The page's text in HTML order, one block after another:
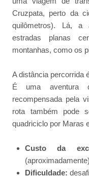
Cruzpata, perto da
quilômetros). Lá, a
estradas planas
montanhas, como os
A distância percorrida
É uma aventura
recompensada pela
rota também pode
quadriciclo por Maras
Custo da
Dificuldade: